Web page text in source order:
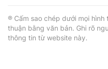
® Cấm sao chép dưới mọi
thuận bằng văn bản. Ghi rõ
thông tin từ website này.